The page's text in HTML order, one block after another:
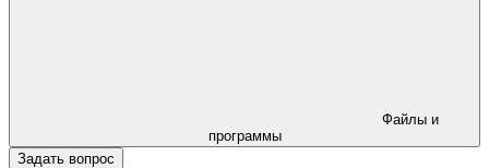
программы
Задать вопрос